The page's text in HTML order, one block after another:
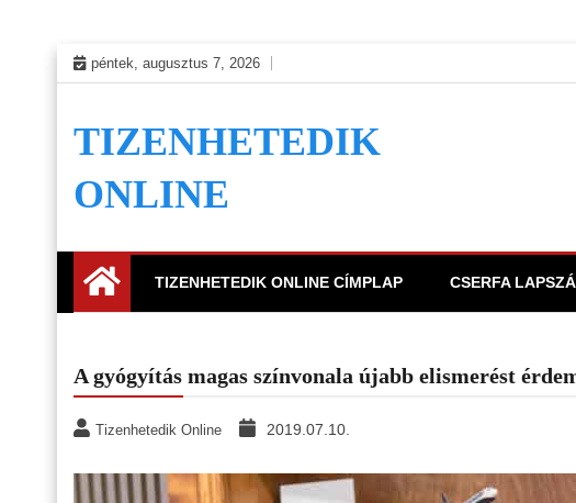
Skip
to
péntek, augusztus 7, 2026
TIZENHETEDIK
ONLINE
TIZENHETEDIK ONLINE CÍMPLAP CSERFA
A gyógyítás magas színvonala újabb elismerést
Tizenhetedik Online 2019.07.10.